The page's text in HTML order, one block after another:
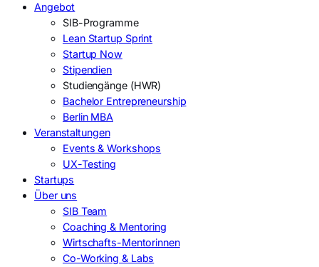
Angebot
SIB-Programme
Lean Startup Sprint
Startup Now
Stipendien
Studiengänge (HWR)
Bachelor Entrepreneurship
Berlin MBA
Veranstaltungen
Events & Workshops
UX-Testing
Startups
Über uns
SIB Team
Coaching & Mentoring
Wirtschafts-Mentorinnen
Co-Working & Labs